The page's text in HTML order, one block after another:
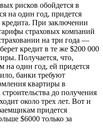
рисков обойдется в
на один год, придется
При заключении
страховых компаний
на три года —
кредит в те же $200 000
Получается, что,
на один год, ей придется
банки требуют
квартиры в
до получения
около трех лет. Вот и
придется
$6000 только за